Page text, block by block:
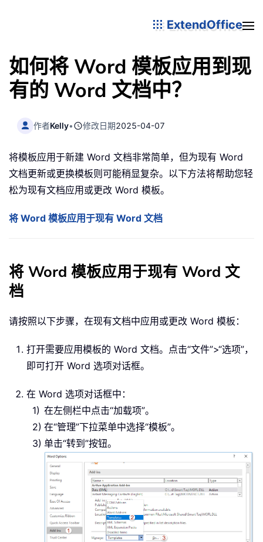
ExtendOffice
如何将 Word 模板应用到现
有的 Word 文档中？
作者Kelly• 修改日期2025-04-07
将模板应用于新建 Word 文档非常简单，但为现有 Word
文档更新或更换模板则可能稍显复杂。以下方法将帮助您轻
松为现有文档应用或更改 Word 模板。
将 Word 模板应用于现有 Word 文档
将 Word 模板应用于现有 Word 文
档
请按照以下步骤，在现有文档中应用或更改 Word 模板：
打开需要应用模板的 Word 文档。点击“文件”>“选项”，
即可打开 Word 选项对话框。
在 Word 选项对话框中：
在左侧栏中点击“加载项”。
在“管理”下拉菜单中选择“模板”。
单击“转到”按钮。